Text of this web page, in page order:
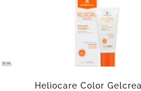
Heliocare Color